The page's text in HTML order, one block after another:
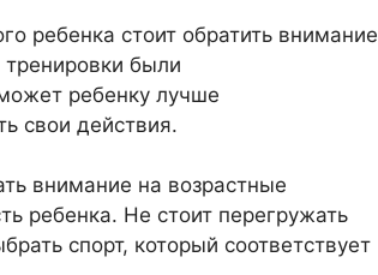
ребенка стоит обратить внимание
были
ребенку лучше
свои действия.
внимание на возрастные
ребенка. Не стоит перегружать
спорт, который соответствует